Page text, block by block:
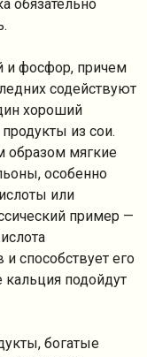
обязательно
и фосфор, причем
содействуют
хороший
из сои.
мягкие
особенно
или
пример —
способствует его
кальция подойдут
богатые